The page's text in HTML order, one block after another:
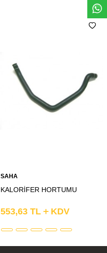
SAHA
KALORİFER HORTUMU
553,63TL KDV